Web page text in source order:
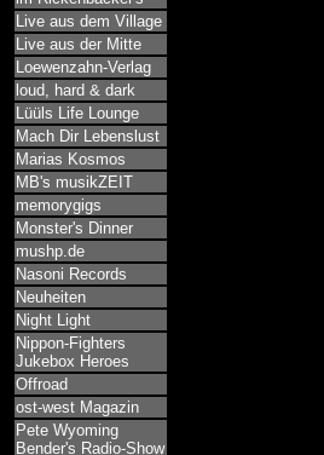
Live aus dem Village
Live aus der Mitte
Loewenzahn-Verlag
loud, hard & dark
Lüüls Life Lounge
Mach Dir Lebenslust
Marias Kosmos
MB's musikZEIT
memorygigs
Monster's Dinner
mushp.de
Nasoni Records
Neuheiten
Night Light
Nippon-Fighters
Jukebox Heroes
Offroad
ost-west Magazin
Pete Wyoming
Bender's Radio-Show